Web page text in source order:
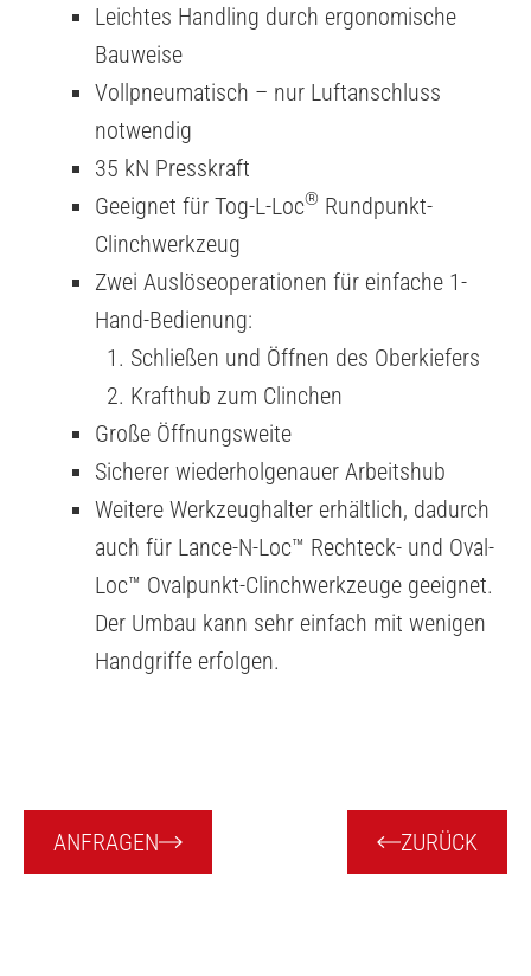
Leichtes Handling durch ergonomische
Bauweise
Vollpneumatisch – nur Luftanschluss
notwendig
35 kN Presskraft
Geeignet für Tog-L-Loc® Rundpunkt-
Clinchwerkzeug
Zwei Auslöseoperationen für einfache 1-
Hand-Bedienung:
Schließen und Öffnen des Oberkiefers
Krafthub zum Clinchen
Große Öffnungsweite
Sicherer wiederholgenauer Arbeitshub
Weitere Werkzeughalter erhältlich, dadurch
auch für Lance-N-Loc™ Rechteck- und Oval-
Loc™ Ovalpunkt-Clinchwerkzeuge geeignet.
Der Umbau kann sehr einfach mit wenigen
Handgriffe erfolgen.
ANFRAGEN ZURÜCK